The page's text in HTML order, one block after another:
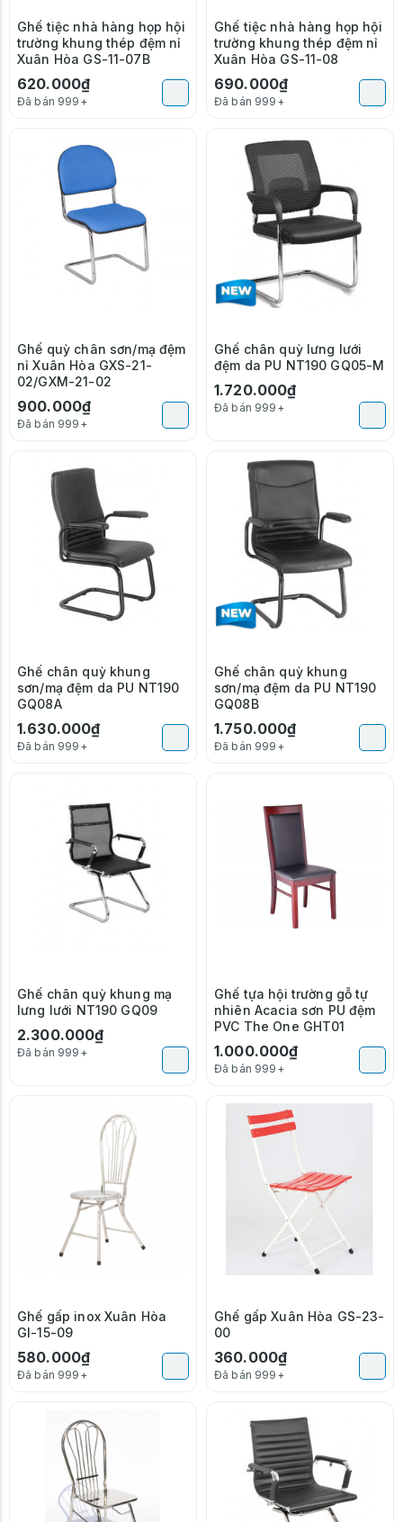
Ghế tiệc nhà hàng họp hội
trường khung thép đệm nỉ
Xuân Hòa GS-11-07B
620.000₫
Đã bán 999+
Ghế tiệc nhà hàng họp hội
trường khung thép đệm nỉ
Xuân Hòa GS-11-08
690.000₫
Đã bán 999+
Ghế quỳ chân sơn/mạ đệm
nỉ Xuân Hòa GXS-21-
02/GXM-21-02
900.000₫
Đã bán 999+
Ghế chân quỳ lưng lưới
đệm da PU NT190 GQ05-M
1.720.000₫
Đã bán 999+
Ghế chân quỳ khung
sơn/mạ đệm da PU NT190
GQ08A
1.630.000₫
Đã bán 999+
Ghế chân quỳ khung
sơn/mạ đệm da PU NT190
GQ08B
1.750.000₫
Đã bán 999+
Ghế chân quỳ khung mạ
lưng lưới NT190 GQ09
2.300.000₫
Đã bán 999+
Ghế tựa hội trường gỗ tự
nhiên Acacia sơn PU đệm
PVC The One GHT01
1.000.000₫
Đã bán 999+
Ghế gấp inox Xuân Hòa
GI-15-09
580.000₫
Đã bán 999+
Ghế gấp Xuân Hòa GS-23-
00
360.000₫
Đã bán 999+